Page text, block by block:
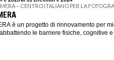
– CENTRO ITALIANO PER LA
è un progetto di rinnovamento per
le barriere fisiche, cognitive